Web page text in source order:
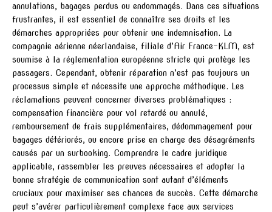
annulations, bagages perdus ou endommagés. Dans ces situations
frustrantes, il est essentiel de connaître ses droits et les
démarches appropriées pour obtenir une indemnisation. La
compagnie aérienne néerlandaise, filiale d’Air France-KLM, est
soumise à la réglementation européenne stricte qui protège les
passagers. Cependant, obtenir réparation n’est pas toujours un
processus simple et nécessite une approche méthodique. Les
réclamations peuvent concerner diverses problématiques :
compensation financière pour vol retardé ou annulé,
remboursement de frais supplémentaires, dédommagement pour
bagages détériorés, ou encore prise en charge des désagréments
causés par un surbooking. Comprendre le cadre juridique
applicable, rassembler les preuves nécessaires et adopter la
bonne stratégie de communication sont autant d’éléments
cruciaux pour maximiser ses chances de succès. Cette démarche
peut s’avérer particulièrement complexe face aux services